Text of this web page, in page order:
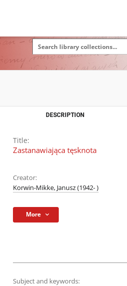
DESCRIPTION
Title:
Zastanawiająca tęsknota
Creator:
Korwin-Mikke, Janusz (1942- )
More
Subject and keywords: